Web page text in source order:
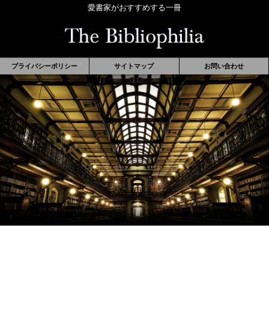
愛書家がおすすめする一冊
プライバシーポリシー サイトマップ お問い合わせ